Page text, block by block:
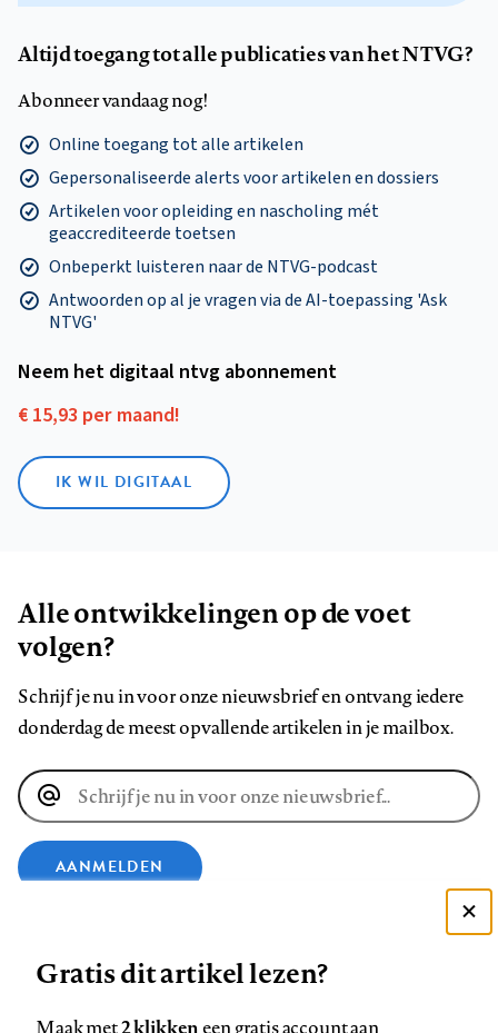
Altijd toegang tot alle publicaties van het NTVG?
Abonneer vandaag nog!
Online toegang tot alle artikelen
Gepersonaliseerde alerts voor artikelen en dossiers
Artikelen voor opleiding en nascholing mét
geaccrediteerde toetsen
Onbeperkt luisteren naar de NTVG-podcast
Antwoorden op al je vragen via de AI-toepassing 'Ask
NTVG'
Neem het digitaal ntvg abonnement
€ 15,93 per maand!
IK WIL DIGITAAL
Alle ontwikkelingen op de voet
volgen?
Schrijf je nu in voor onze nieuwsbrief en ontvang iedere
donderdag de meest opvallende artikelen in je mailbox.
E-
mailadres
AANMELDEN
Zie onze cookie policy
Gratis dit artikel lezen?
Maak met2 klikkeneen gratis account aan